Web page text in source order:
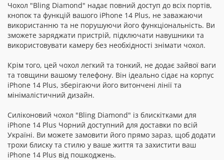
Чохол "Bling Diamond" надає повний доступ до всіх портів,
кнопок та функцій вашого iPhone 14 Plus, не заважаючи
використанню та не порушуючи його функціональність. Ви
зможете заряджати пристрій, підключати навушники та
використовувати камеру без необхідності знімати чохол.
Крім того, цей чохол легкий та тонкий, не додає зайвої ваги
та товщини вашому телефону. Він ідеально сідає на корпус
iPhone 14 Plus, зберігаючи його витончені лінії та
мінімалістичний дизайн.
Силіконовий чохол "Bling Diamond" із блискітками для
iPhone 14 Plus Чорний доступний для доставки по всій
Україні. Ви можете замовити його прямо зараз, щоб додати
трохи блиску та стилю у ваше життя та захистити ваш
iPhone 14 Plus від пошкоджень.